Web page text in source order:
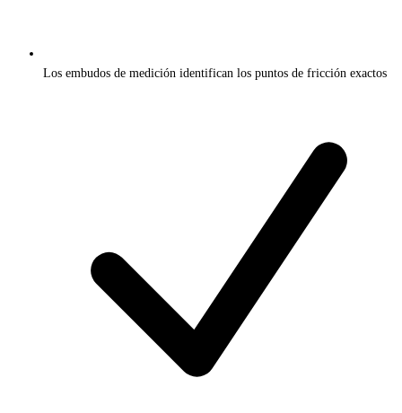
Los embudos de medición identifican los puntos de fricción exactos